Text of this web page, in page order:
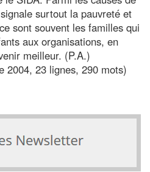
surtout la pauvreté et
sont souvent les familles qui
aux organisations, en
meilleur. (P.A.)
2004, 23 lignes, 290 mots)